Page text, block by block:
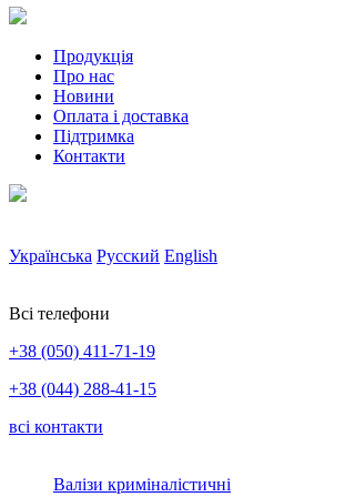
Продукція
Про нас
Новини
Оплата і доставка
Підтримка
Контакти
Українська Русский English
Всі телефони
+38 (050) 411-71-19
+38 (044) 288-41-15
всі контакти
Валізи криміналістичні